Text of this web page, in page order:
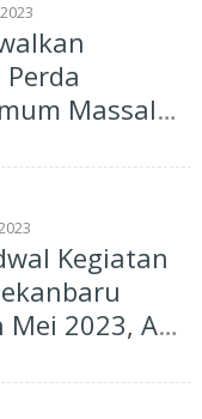
Massal
Kegiatan
2023, Ada